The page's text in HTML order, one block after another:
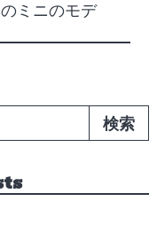
ミニのモデ